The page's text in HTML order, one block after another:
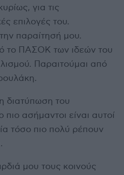
για τις
επιλογές του.
παραίτησή μου.
το ΠΑΣΟΚ των ιδεών του
Παραιτούμαι από
διατύπωση του
ασήμαντοι είναι αυτοί
τόσο πιο πολύ ρέπουν
μου τους κοινούς